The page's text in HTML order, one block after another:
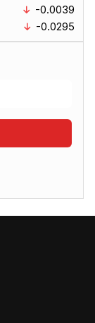
-0.0039
-0.0295